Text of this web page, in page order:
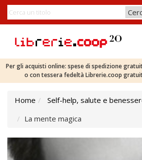
Per gli acquisti online: spese di spedizione
o con tessera fedeltà Librerie.coop
Home
Self-help, salute e
La mente magica